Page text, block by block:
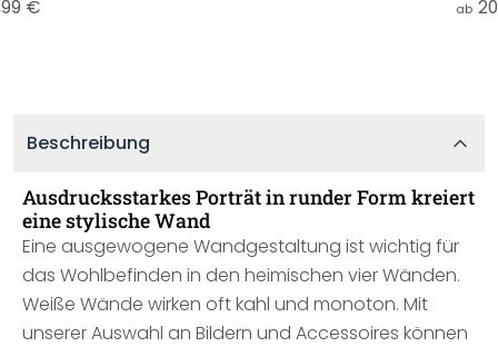
€
ab
Beschreibung
Ausdrucksstarkes Porträt in runder Form kreiert
eine stylische Wand
Eine ausgewogene Wandgestaltung ist wichtig für
das Wohlbefinden in den heimischen vier Wänden.
Weiße Wände wirken oft kahl und monoton. Mit
unserer Auswahl an Bildern und Accessoires können